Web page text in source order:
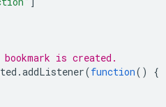
is created.
.addListener(function()
{